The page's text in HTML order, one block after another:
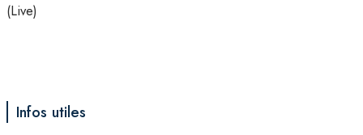
(Live)
Infos utiles